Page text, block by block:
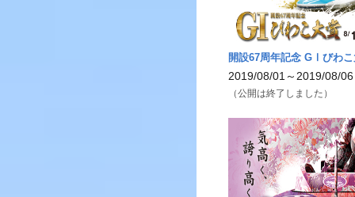
開設67周年記念 GⅠびわ
2019/08/01～2019/08/06
（公開は終了しました）